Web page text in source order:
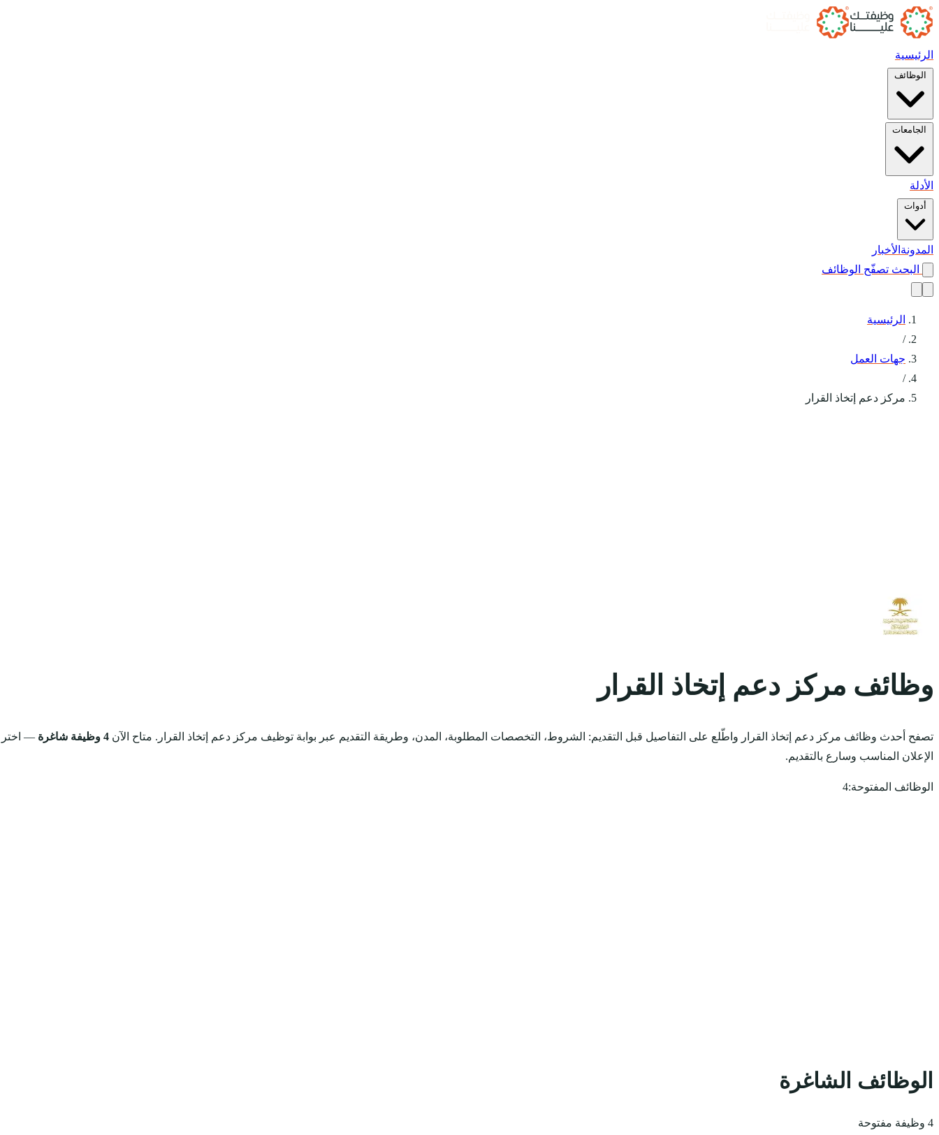
الرئيسية
الوظائف
الجامعات
الأدلة
أدوات
المدونة الأخبار
البحث تصفّح الوظائف
الرئيسية
/
جهات العمل
/
مركز دعم إتخاذ القرار
وظائف مركز دعم إتخاذ القرار
تصفح أحدث وظائف مركز دعم إتخاذ القرار واطّلع على التفاصيل قبل التقديم: الشروط، التخصصات المطلوبة، المدن، وطريقة التقديم عبر بوابة توظيف مركز دعم إتخاذ القرار. متاح الآن 4 وظيفة شاغرة
— اختر
الإعلان المناسب وسارع بالتقديم.
الوظائف المفتوحة:4
الوظائف الشاغرة
4 وظيفة مفتوحة